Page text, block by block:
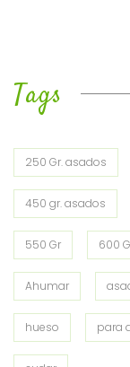
Tags
250 Gr. asados
450 gr. asados
550 Gr 600
Ahumar
hueso para